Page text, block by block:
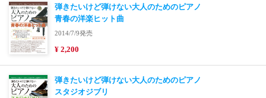
弾きたいけど弾けない大人のためのピアノ
青春の洋楽ヒット曲
2014/7/9発売
¥ 2,200
弾きたいけど弾けない大人のためのピアノ
スタジオジブリ